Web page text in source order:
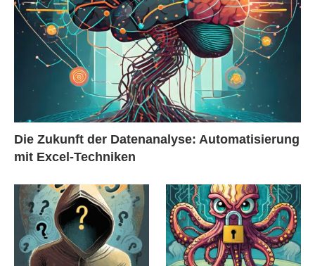
Die Zukunft der Datenanalyse: Automatisierung
mit Excel-Techniken